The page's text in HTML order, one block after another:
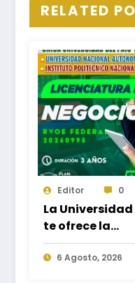
RELATED
Editor 0
La Universidad
te ofrece la
oportunidad
estudiar nuevas
6 Agosto, 2026